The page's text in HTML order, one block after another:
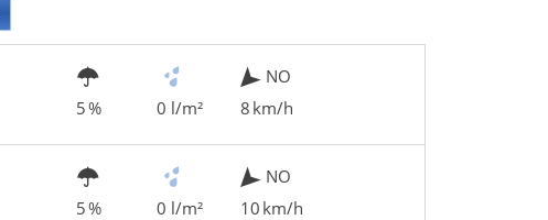
5 % 0 l/m²
NO
8 km/h
5 % 0 l/m²
NO
10 km/h